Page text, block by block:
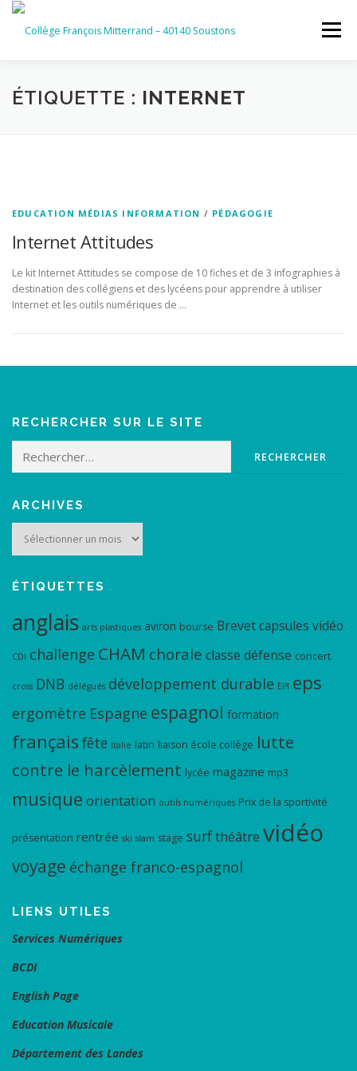
Aller
contenu
Menu
ACCUEIL RUBRIQUES
INSTANCES ET PARTENAIRES SERVICES NUMÉRIQUES
ÉTIQUETTE : INTERNET
EDUCATION MÉDIAS INFORMATION / PÉDAGOGIE
Internet Attitudes
Le kit Internet Attitudes se compose de 10 fiches et de 3 infographies à
destination des collégiens et des lycéens pour apprendre à utiliser
Internet et les outils numériques de …
RECHERCHER SUR LE SITE
Rechercher :
ARCHIVES
ÉTIQUETTES
anglais arts plastiques aviron bourse Brevetcapsules vidéo
CDI challenge CHAM chorale classe défense concert
cross DNB délégués développement durable EPI eps
ergomètre Espagne espagnol formation
français fête Italie latin liaison école collège lutte
contre le harcèlement lycée magazine mp3
musique orientation outils numériques Prix de la sportivité
présentation rentrée ski slam stage surfthéâtre vidéo
voyage échange franco-espagnol
LIENS UTILES
Services Numériques
BCDI
English Page
Education Musicale
Département des Landes